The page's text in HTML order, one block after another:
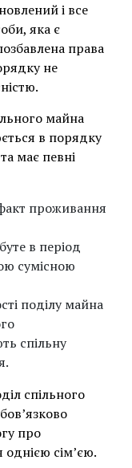
і все
яка є
права
не
майна
в порядку
має певні
проживання
в період
сумісною
поділу майна
спільну
спільного
про
сім’єю.